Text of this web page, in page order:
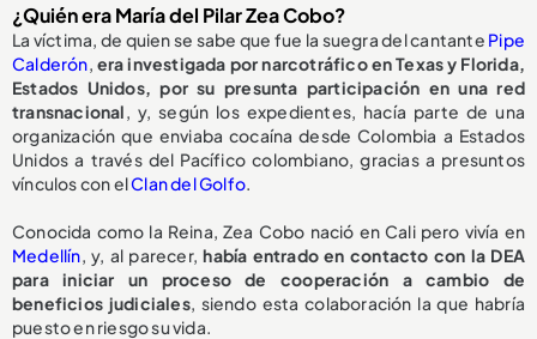
¿Quién era María del Pilar Zea Cobo?
La víctima, de quien se sabe que fue la suegra del cantante Pipe
Calderón, era investigada por narcotráfico en Texas y Florida,
Estados Unidos, por su presunta participación en una red
transnacional, y, según los expedientes, hacía parte de una
organización que enviaba cocaína desde Colombia a Estados
Unidos a través del Pacífico colombiano, gracias a presuntos
vínculos con elClan del Golfo.
Conocida como la Reina, Zea Cobo nació en Cali pero vivía en
Medellín, y, al parecer,había entrado en contacto con la DEA
para iniciar un proceso de cooperación a cambio de
beneficios judiciales, siendo esta colaboración la que habría
puesto en riesgo su vida.